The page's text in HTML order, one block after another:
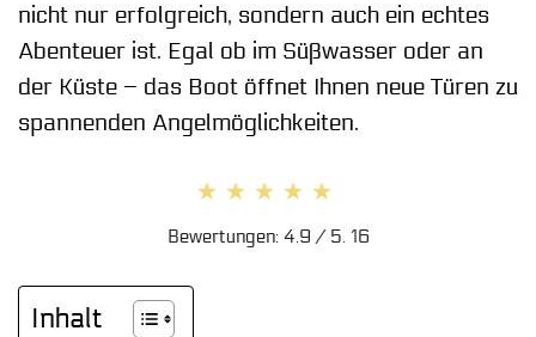
nicht nur erfolgreich, sondern auch ein echtes
Abenteuer ist. Egal ob im Süßwasser oder an
der Küste – das Boot öffnet Ihnen neue Türen zu
spannenden Angelmöglichkeiten.
★★★★★
★★★★★
Bewertungen: 4.9 / 5. 16
Inhalt